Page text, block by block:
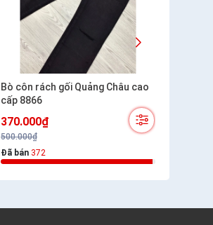
Bò côn rách gối Quảng Châu cao
cấp 8866
370.000₫
500.000₫
Đã bán 372